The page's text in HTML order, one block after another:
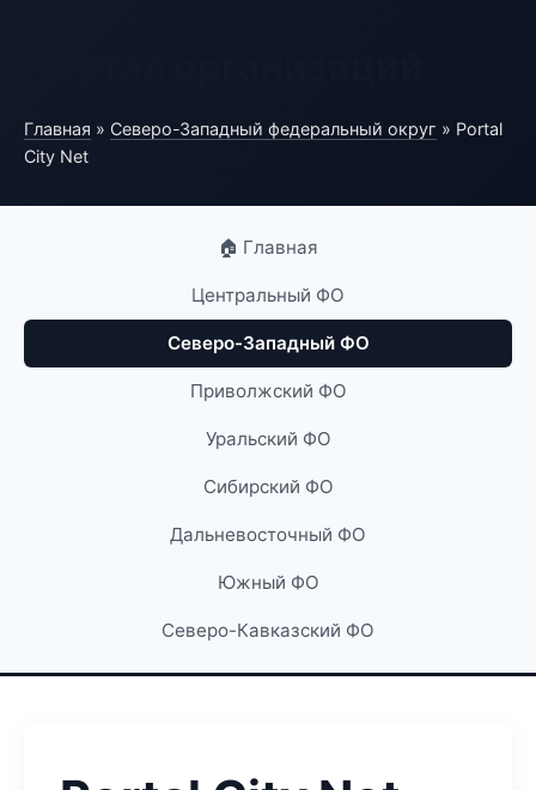
Главная » Северо-Западный федеральный округ » Portal
City Net
🏠 Главная
Центральный ФО
Северо-Западный ФО
Приволжский ФО
Уральский ФО
Сибирский ФО
Дальневосточный ФО
Южный ФО
Северо-Кавказский ФО